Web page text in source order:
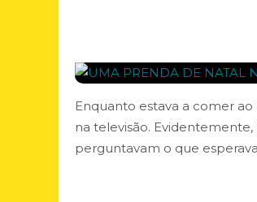
Enquanto estava a comer
na televisão.
perguntavam o que